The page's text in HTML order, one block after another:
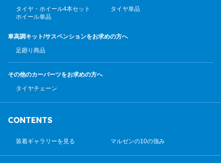
タイヤ・ホイール4本セット
タイヤ単品
ホイール単品
車高調キット/サスペンションをお求めの方へ
足廻り商品
その他のカーパーツをお求めの方へ
タイヤチェーン
CONTENTS
装着ギャラリーを見る マルゼンの10の強み